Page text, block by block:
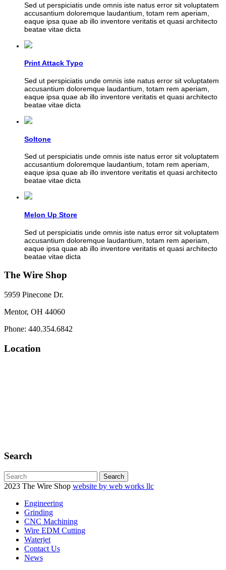
Sed ut perspiciatis unde omnis iste natus error sit voluptatem
accusantium doloremque laudantium, totam rem aperiam,
eaque ipsa quae ab illo inventore veritatis et quasi architecto
beatae vitae dicta
Print Attack Typo
Sed ut perspiciatis unde omnis iste natus error sit voluptatem
accusantium doloremque laudantium, totam rem aperiam,
eaque ipsa quae ab illo inventore veritatis et quasi architecto
beatae vitae dicta
Soltone
Sed ut perspiciatis unde omnis iste natus error sit voluptatem
accusantium doloremque laudantium, totam rem aperiam,
eaque ipsa quae ab illo inventore veritatis et quasi architecto
beatae vitae dicta
Melon Up Store
Sed ut perspiciatis unde omnis iste natus error sit voluptatem
accusantium doloremque laudantium, totam rem aperiam,
eaque ipsa quae ab illo inventore veritatis et quasi architecto
beatae vitae dicta
The Wire Shop
5959 Pinecone Dr.
Mentor, OH 44060
Phone: 440.354.6842
Location
Search
2023 The Wire Shop website by web works llc
Engineering
Grinding
CNC Machining
Wire EDM Cutting
Waterjet
Contact Us
News